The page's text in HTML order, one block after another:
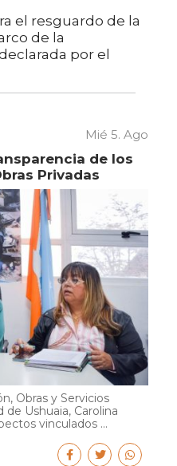
el resguardo de la
de la
por el
Mié 5. Ago
de los
Privadas
Obras y Servicios
de Ushuaia, Carolina
vinculados ...